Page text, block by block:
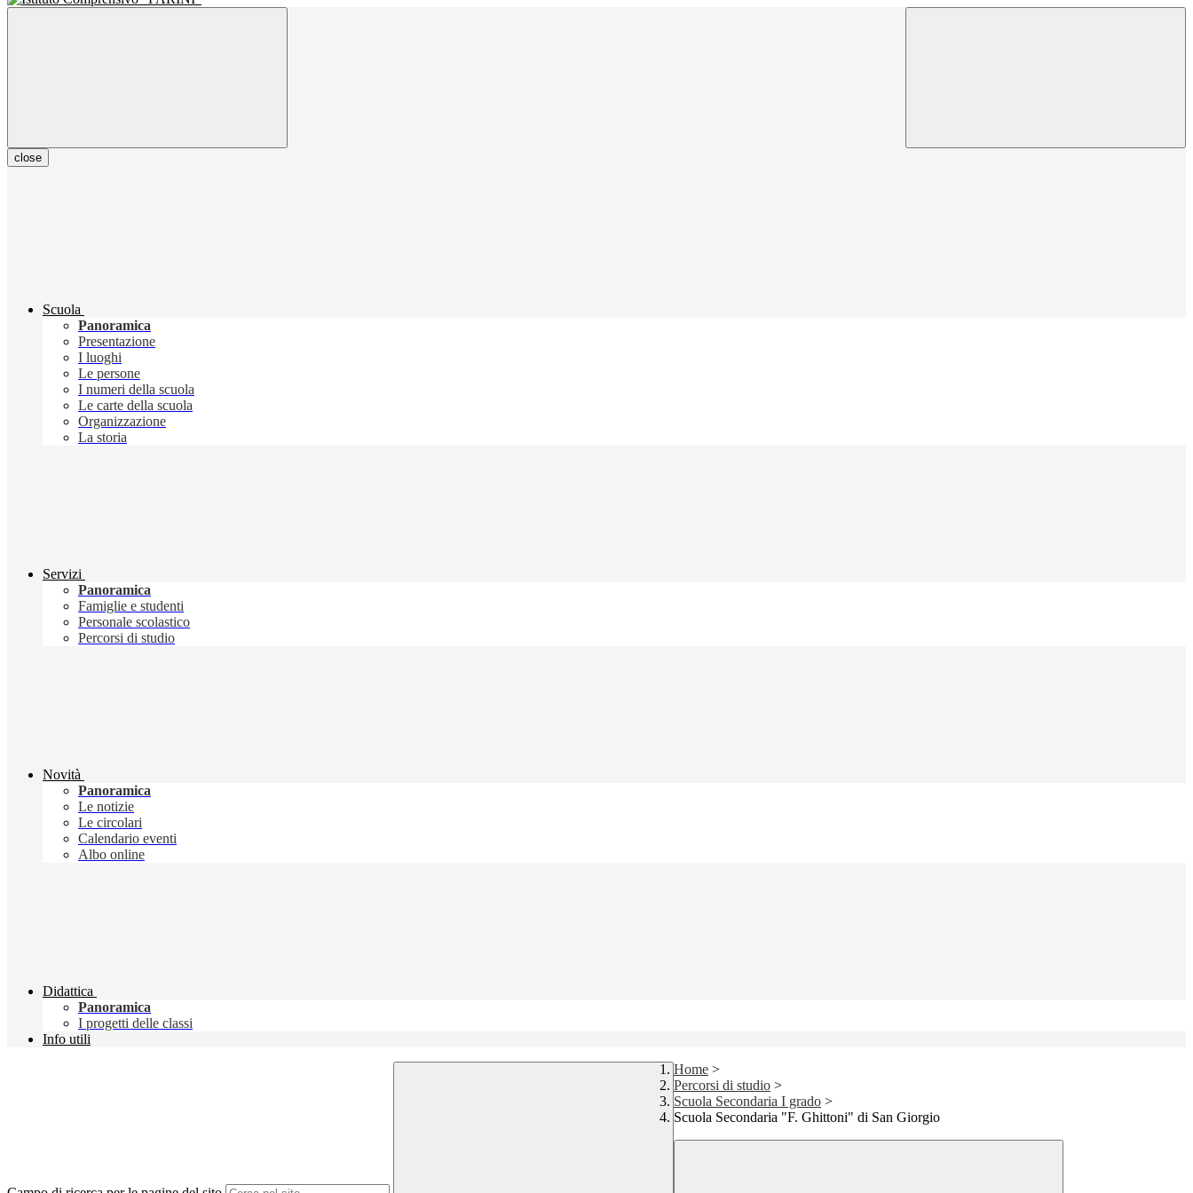
close
Scuola
Panoramica
Presentazione
I luoghi
Le persone
I numeri della scuola
Le carte della scuola
Organizzazione
La storia
Servizi
Panoramica
Famiglie e studenti
Personale scolastico
Percorsi di studio
Novità
Panoramica
Le notizie
Le circolari
Calendario eventi
Albo online
Didattica
Panoramica
I progetti delle classi
Info utili
Home >
Percorsi di studio >
Scuola Secondaria I grado >
Scuola Secondaria "F. Ghittoni" di San Giorgio